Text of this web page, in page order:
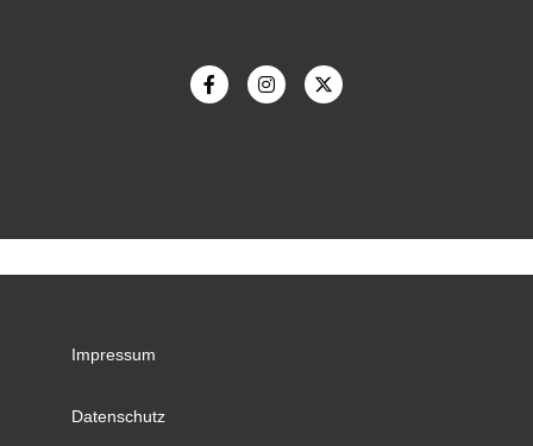
Impressum
Datenschutz